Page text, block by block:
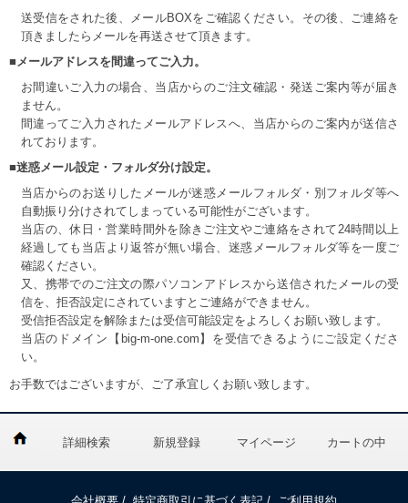
送受信をされた後、メールBOXをご確認ください。その後、ご連絡を
頂きましたらメールを再送させて頂きます。
■メールアドレスを間違ってご入力。
お間違いご入力の場合、当店からのご注文確認・発送ご案内等が届き
ません。
間違ってご入力されたメールアドレスへ、当店からのご案内が送信さ
れております。
■迷惑メール設定・フォルダ分け設定。
当店からのお送りしたメールが迷惑メールフォルダ・別フォルダ等へ
自動振り分けされてしまっている可能性がございます。
当店の、休日・営業時間外を除きご注文やご連絡をされて24時間以上
経過しても当店より返答が無い場合、迷惑メールフォルダ等を一度ご
確認ください。
又、携帯でのご注文の際パソコンアドレスから送信されたメールの受
信を、拒否設定にされていますとご連絡ができません。
受信拒否設定を解除または受信可能設定をよろしくお願い致します。
当店のドメイン【big-m-one.com】を受信できるようにご設定くださ
い。
お手数ではございますが、ご了承宜しくお願い致します。
詳細検索 新規登録 マイページ カートの中